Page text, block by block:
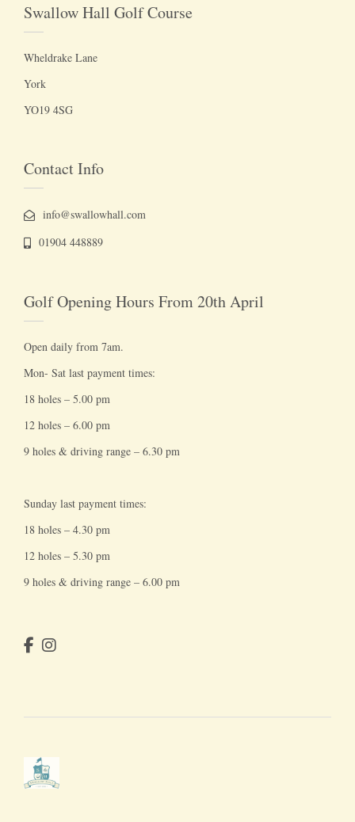
Swallow Hall Golf Course
Wheldrake Lane
York
YO19 4SG
Contact Info
info@swallowhall.com
01904 448889
Golf Opening Hours From 20th April
Open daily from 7am.
Mon- Sat last payment times:
18 holes – 5.00 pm
12 holes – 6.00 pm
9 holes & driving range – 6.30 pm
Sunday last payment times:
18 holes – 4.30 pm
12 holes – 5.30 pm
9 holes & driving range – 6.00 pm